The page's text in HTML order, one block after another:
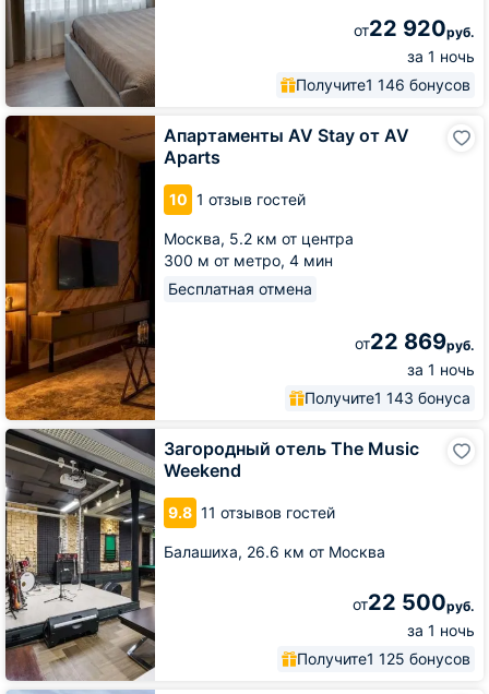
от22 920руб.
за 1 ночь
Получите1 146 бонусов
Апартаменты AV Stay от AV
Aparts
10 1 отзыв гостей
Москва, 5.2 км от центра
300 м от метро, 4 мин
Бесплатная отмена
от22 869руб.
за 1 ночь
Получите1 143 бонуса
Апартаменты
AV
AV
Aparts
Загородный отель The Music
Weekend
9.8 11 отзывов гостей
Балашиха, 26.6 км от Москва
от22 500руб.
за 1 ночь
Получите1 125 бонусов
Загородный
отель
The
Music
Weekend